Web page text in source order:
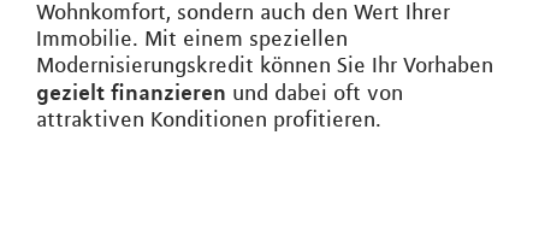
Wohnkomfort, sondern auch den Wert Ihrer
Immobilie. Mit einem speziellen
Modernisierungskredit können Sie Ihr Vorhaben
gezielt finanzieren und dabei oft von
attraktiven Konditionen profitieren.